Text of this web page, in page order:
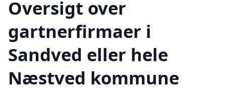
Oversigt over
gartnerfirmaer i
Sandved eller hele
Næstved kommune